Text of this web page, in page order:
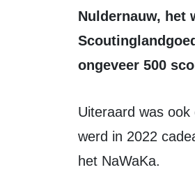
Nuldernauw, het
ongeveer 500
Uiteraard was ook de Ecovlet van Zeewolde op het water te vinden. Deze vlet
werd in 2022
het NaWaKa.